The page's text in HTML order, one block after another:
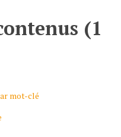
(1
mot-clé